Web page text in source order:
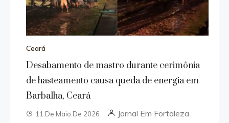
Ceará
Desabamento de mastro durante cerimônia
de hasteamento causa queda de energia em
Barbalha, Ceará
11 De Maio De 2026 Jornal Em Fortaleza